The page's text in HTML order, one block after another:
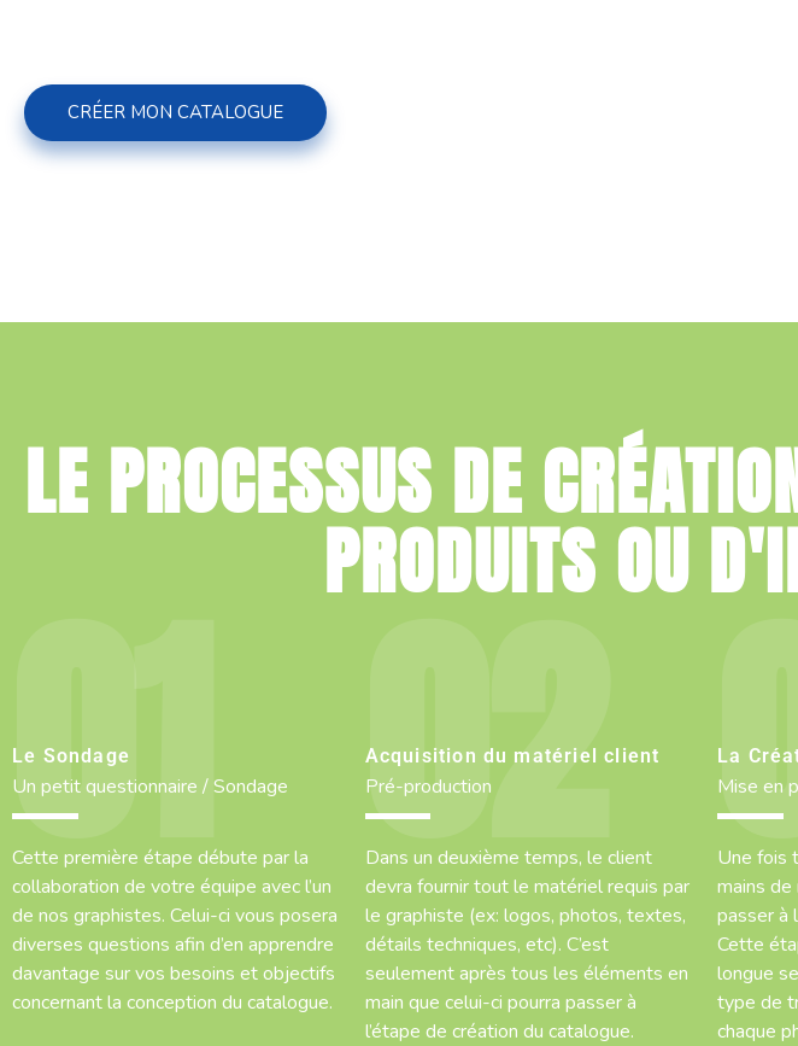
CRÉER MON CATALOGUE
LE PROCESSUS DE
PRODUITS OU
Le Sondage
Un petit questionnaire / Sondage
Cette première étape débute par la
collaboration de votre équipe avec l’un
de nos graphistes. Celui-ci vous posera
diverses questions afin d’en apprendre
davantage sur vos besoins et objectifs
concernant la conception du catalogue.
Acquisition du matériel client
Pré-production
Dans un deuxième temps, le client
devra fournir tout le matériel requis par
le graphiste (ex: logos, photos, textes,
détails techniques, etc). C’est
seulement après tous les éléments en
main que celui-ci pourra passer à
l’étape de création du catalogue.
La
Mise en
Une fois
mains
passer à
Cette
longue
type de
chaque